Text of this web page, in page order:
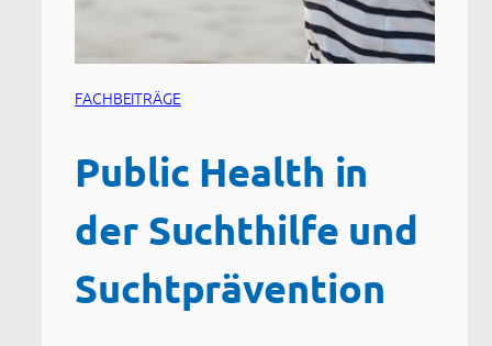
FACHBEITRÄGE
Public Health in
der Suchthilfe und
Suchtprävention